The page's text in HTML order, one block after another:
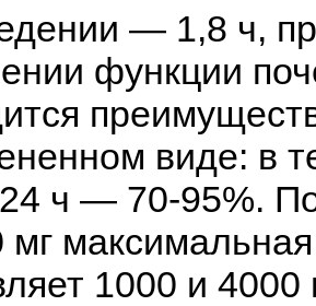
— 1,8 ч,
функции
виде: в
ч — 70-95%.
мг
1000 и 4000